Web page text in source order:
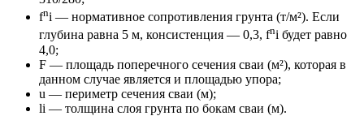
fni — нормативное сопротивления грунта (т/м²). Если
глубина равна 5 м, консистенция — 0,3, fni будет равно
4,0;
F — площадь поперечного сечения сваи (м²), которая в
данном случае является и площадью упора;
u — периметр сечения сваи (м);
li — толщина слоя грунта по бокам сваи (м).